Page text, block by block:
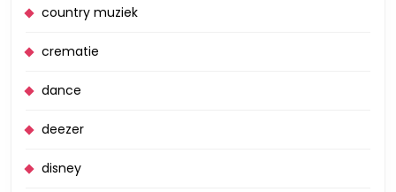
country muziek
crematie
dance
deezer
disney